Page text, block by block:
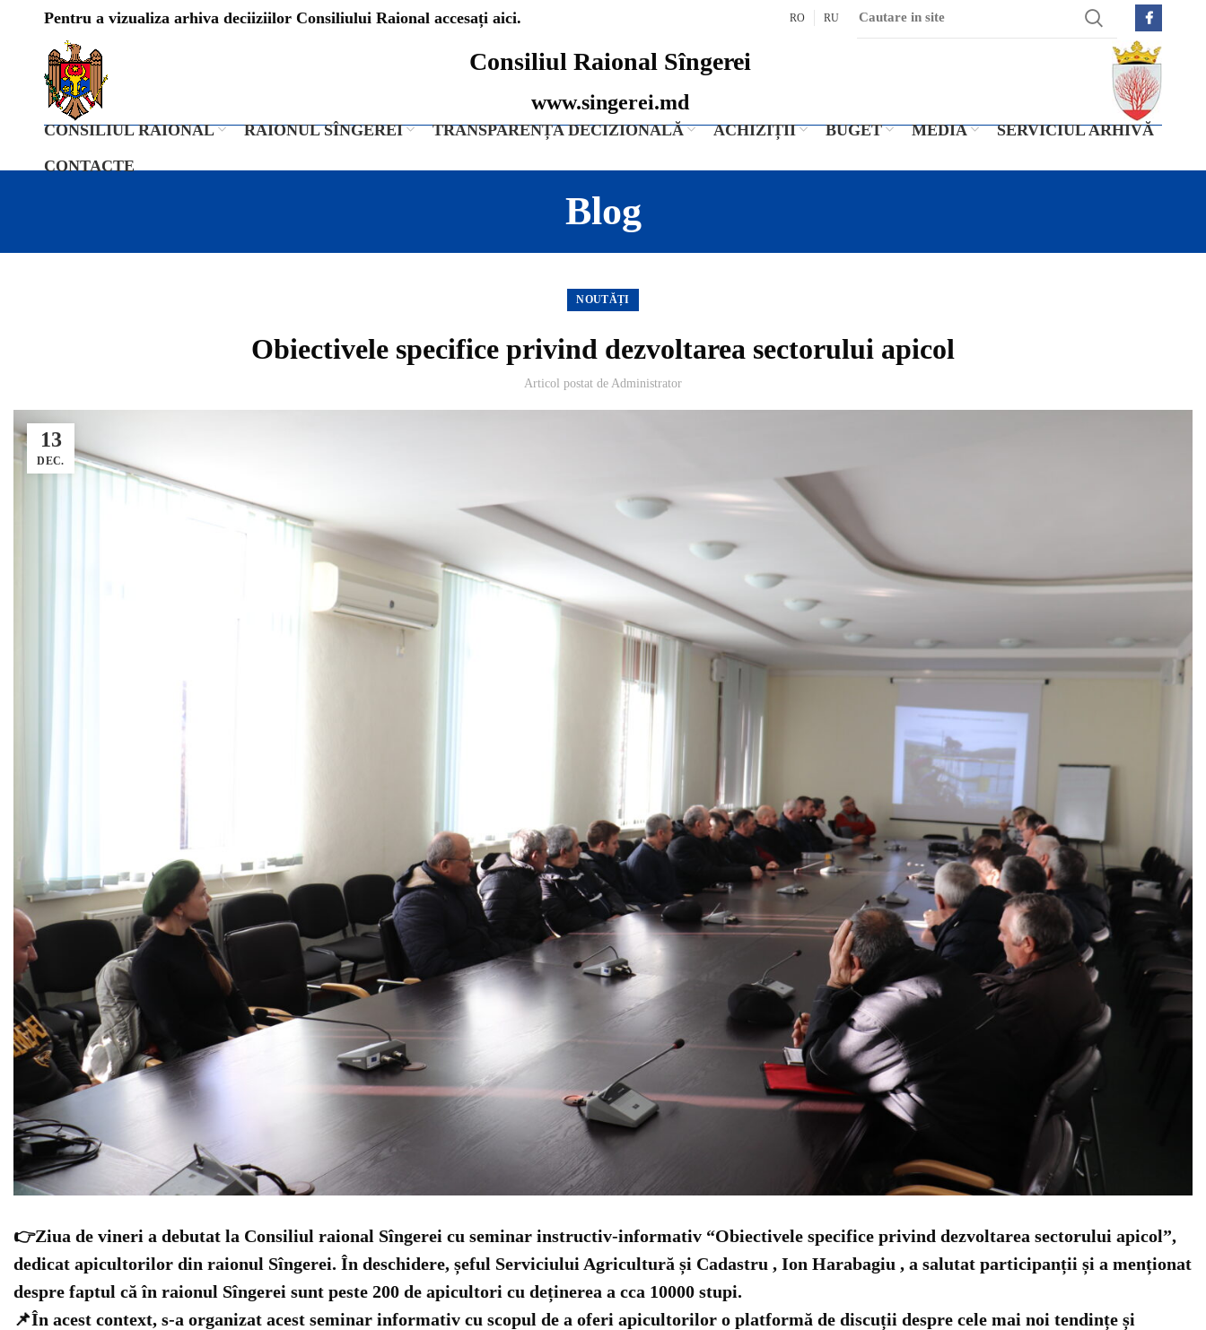
Pentru a vizualiza arhiva deciiziilor Consiliului Raional accesați aici. RO RU
Consiliul Raional Sîngerei
www.singerei.md
CONSILIUL RAIONAL RAIONUL SÎNGEREI TRANSPARENȚA DECIZIONALĂ ACHIZIȚII BUGET MEDIA
SERVICIUL ARHIVĂ
CONTACTE
Blog
NOUTĂȚI
Obiectivele specifice privind dezvoltarea sectorului apicol
Articol postat de Administrator
13
DEC.
👉Ziua de vineri a debutat la Consiliul raional Sîngerei cu seminar instructiv-informativ “Obiectivele specifice privind dezvoltarea sectorului apicol”,
dedicat apicultorilor din raionul Sîngerei. În deschidere, șeful Serviciului Agricultură și Cadastru , Ion Harabagiu , a salutat participanții și a menționat
despre faptul că în raionul Sîngerei sunt peste 200 de apicultori cu deținerea a cca 10000 stupi.
📌În acest context, s-a organizat acest seminar informativ cu scopul de a oferi apicultorilor o platformă de discuții despre cele mai noi tendințe și